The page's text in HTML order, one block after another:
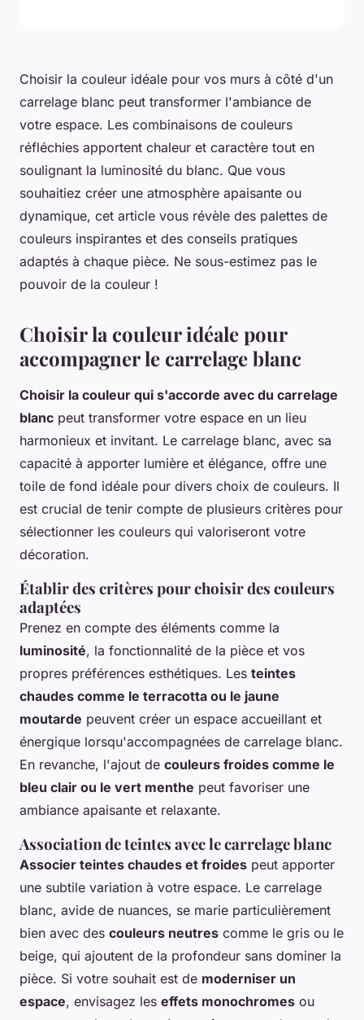
Choisir la couleur idéale pour vos murs à côté d'un
carrelage blanc peut transformer l'ambiance de
votre espace. Les combinaisons de couleurs
réfléchies apportent chaleur et caractère tout en
soulignant la luminosité du blanc. Que vous
souhaitiez créer une atmosphère apaisante ou
dynamique, cet article vous révèle des palettes de
couleurs inspirantes et des conseils pratiques
adaptés à chaque pièce. Ne sous-estimez pas le
pouvoir de la couleur !
Choisir la couleur idéale pour
accompagner le carrelage blanc
Choisir la couleur qui s'accorde avec du carrelage
blanc peut transformer votre espace en un lieu
harmonieux et invitant. Le carrelage blanc, avec sa
capacité à apporter lumière et élégance, offre une
toile de fond idéale pour divers choix de couleurs. Il
est crucial de tenir compte de plusieurs critères pour
sélectionner les couleurs qui valoriseront votre
décoration.
Établir des critères pour choisir des couleurs
adaptées
Prenez en compte des éléments comme la
luminosité, la fonctionnalité de la pièce et vos
propres préférences esthétiques. Les teintes
chaudes comme le terracotta ou le jaune
moutarde peuvent créer un espace accueillant et
énergique lorsqu'accompagnées de carrelage blanc.
En revanche, l'ajout de couleurs froides comme le
bleu clair ou le vert menthe peut favoriser une
ambiance apaisante et relaxante.
Association de teintes avec le carrelage blanc
Associer teintes chaudes et froides peut apporter
une subtile variation à votre espace. Le carrelage
blanc, avide de nuances, se marie particulièrement
bien avec des couleurs neutres comme le gris ou le
beige, qui ajoutent de la profondeur sans dominer la
pièce. Si votre souhait est de moderniser un
espace, envisagez les effets monochromes ou